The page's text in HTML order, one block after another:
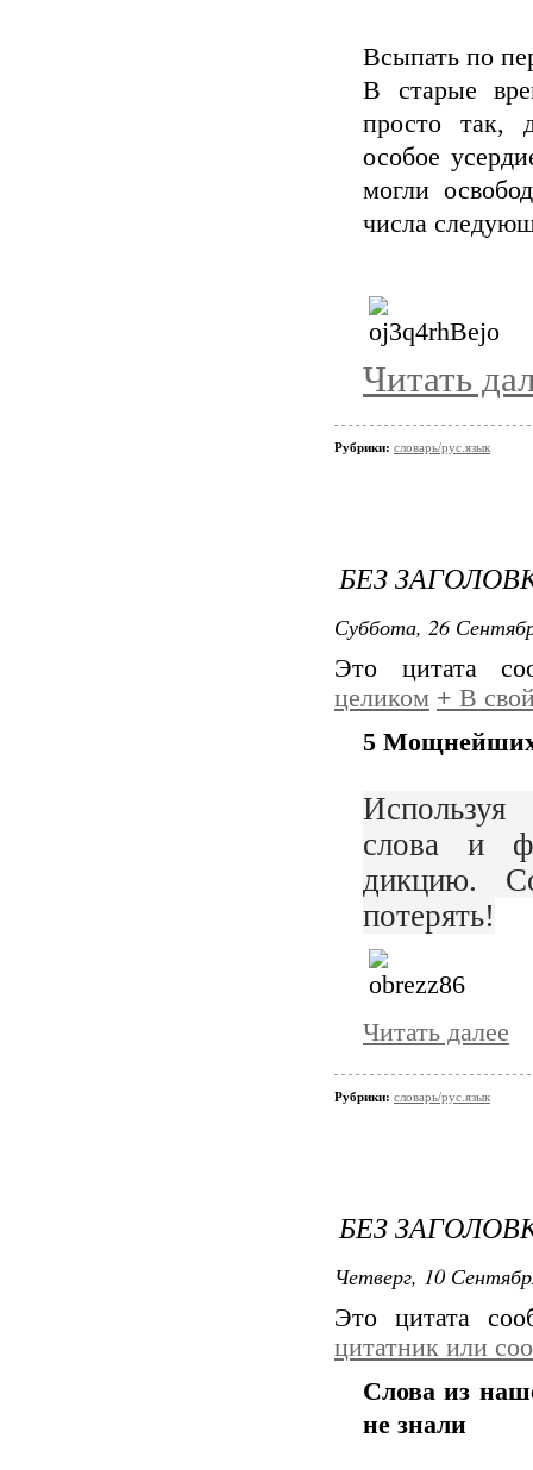
Всыпать по
В старые
просто так,
особое
могли
числа
Читать
Рубрики: словарь/рус.язык
БЕЗ
Суббота, 26
Это цитата
целиком + В
5 Мощнейших
Используя
слова и
дикцию.
потерять!
Читать далее
Рубрики: словарь/рус.язык
БЕЗ
Четверг, 10
Это цитата
цитатник или
Слова из
не знали